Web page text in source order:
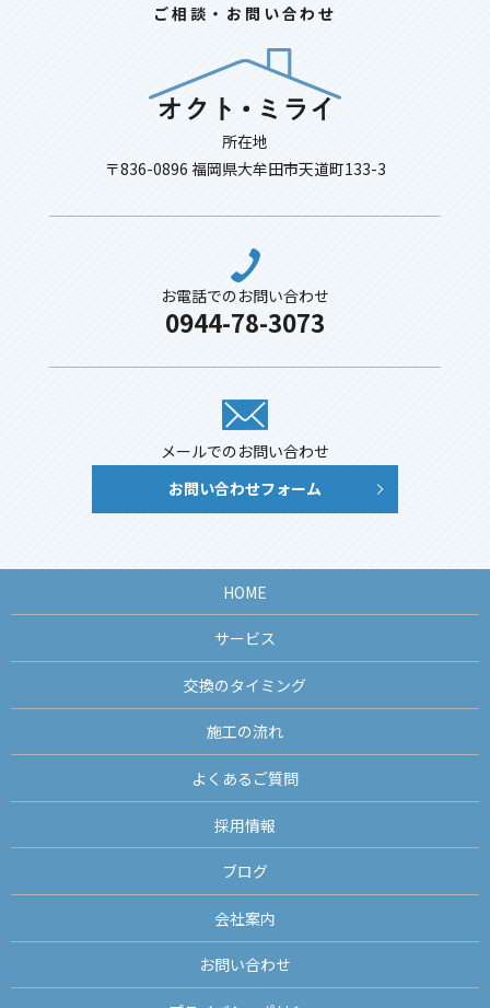
ご相談・お問い合わせ
所在地
〒836-0896 福岡県大牟田市天道町133-3
お電話でのお問い合わせ
0944-78-3073
メールでのお問い合わせ
お問い合わせフォーム
HOME
サービス
交換のタイミング
施工の流れ
よくあるご質問
採用情報
ブログ
会社案内
お問い合わせ